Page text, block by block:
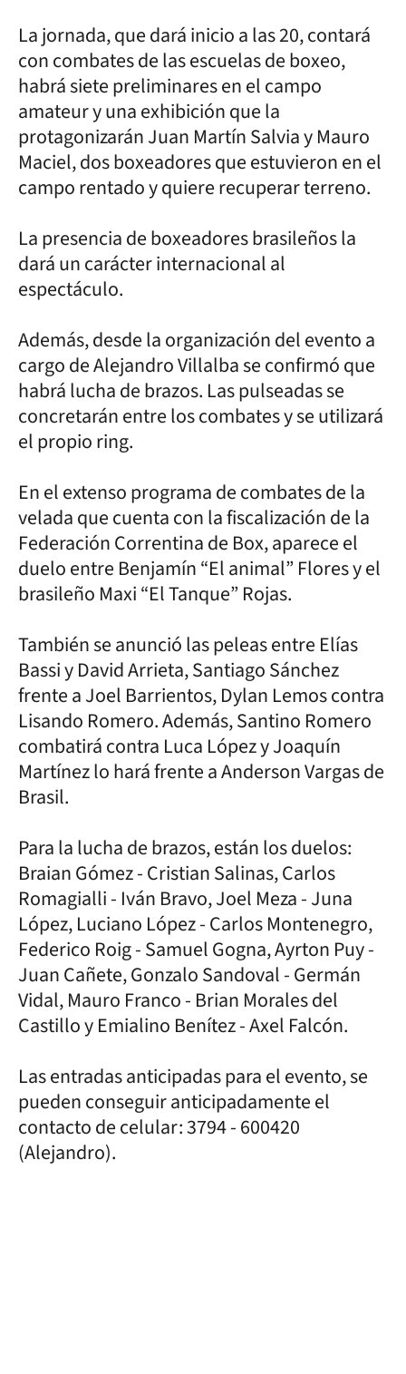
La jornada, que dará inicio a las 20, contará
con combates de las escuelas de boxeo,
habrá siete preliminares en el campo
amateur y una exhibición que la
protagonizarán Juan Martín Salvia y Mauro
Maciel, dos boxeadores que estuvieron en el
campo rentado y quiere recuperar terreno.
La presencia de boxeadores brasileños la
dará un carácter internacional al
espectáculo.
Además, desde la organización del evento a
cargo de Alejandro Villalba se confirmó que
habrá lucha de brazos. Las pulseadas se
concretarán entre los combates y se utilizará
el propio ring.
En el extenso programa de combates de la
velada que cuenta con la fiscalización de la
Federación Correntina de Box, aparece el
duelo entre Benjamín “El animal” Flores y el
brasileño Maxi “El Tanque” Rojas.
También se anunció las peleas entre Elías
Bassi y David Arrieta, Santiago Sánchez
frente a Joel Barrientos, Dylan Lemos contra
Lisando Romero. Además, Santino Romero
combatirá contra Luca López y Joaquín
Martínez lo hará frente a Anderson Vargas de
Brasil.
Para la lucha de brazos, están los duelos:
Braian Gómez - Cristian Salinas, Carlos
Romagialli - Iván Bravo, Joel Meza - Juna
López, Luciano López - Carlos Montenegro,
Federico Roig - Samuel Gogna, Ayrton Puy -
Juan Cañete, Gonzalo Sandoval - Germán
Vidal, Mauro Franco - Brian Morales del
Castillo y Emialino Benítez - Axel Falcón.
Las entradas anticipadas para el evento, se
pueden conseguir anticipadamente el
contacto de celular: 3794 - 600420
(Alejandro).